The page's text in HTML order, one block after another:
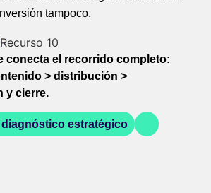
tampoco.
conecta el recorrido completo:
> distribución >
y cierre.
estratégico